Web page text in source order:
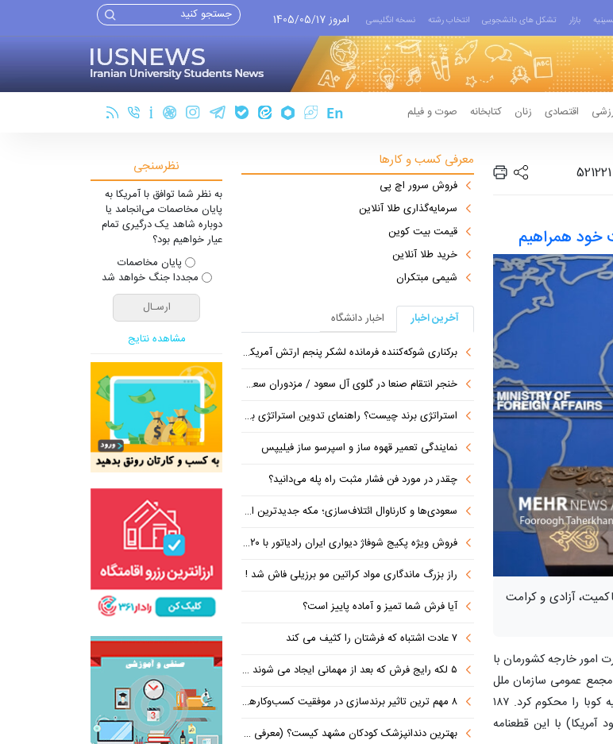
بازار تشکل های دانشجویی انتخاب رشته نسخه انگلیسی امروز 1405/05/17
اقتصادی زنان کتابخانه صوت و فیلم
خود همراهیم
آزادی و کرامت
امور خارجه کشورمان با
عمومی سازمان ملل⁩
متحد با رأی اکثریت قریب به اتفاق اعضا «اقدامات قهرآمیز یکجانبه» آمریکا علیه کوبا⁩ را محکوم کرد. ۱۸۷
آمریکا) با این قطعنامه
معرفی کسب و کارها
فروش سرور اچ پی
سرمایه‌گذاری طلا آنلاین
قیمت بیت کوین
خرید طلا آنلاین
شیمی مبتکران
آخرین اخبار
اخبار دانشگاه
برکناری شوکه‌کننده فرمانده لشکر پنجم ارتش آمریکا در اروپا
خنجر انتقام صنعا در گلوی آل سعود / مزدوران سعودی زیر ضرب انصارالله
استراتژی برند چیست؟ راهنمای تدوین استراتژی برند برای ساخت مسیر رشد متمایز
نمایندگی تعمیر قهوه ساز و اسپرسو ساز فیلیپس
چقدر در مورد فن فشار مثبت راه پله می‌دانید؟
سعودی‌ها و کارناوال ائتلاف‌سازی؛ مکه جدیدترین ایستگاه در مسیر بی‌نتیجه‌ها
فروش ویژه پکیج شوفاژ دیواری ایران رادیاتور با ۲۰ درصد تخفیف
راز بزرگ ماندگاری مواد کراتین مو برزیلی فاش شد !
آیا فرش شما تمیز و آماده پاییز است؟
۷ عادت اشتباه که فرشتان را کثیف می کند
۵ لکه رایج فرش که بعد از مهمانی ایجاد می شوند (+روش تمیز کردن)
۸ مهم ترین تاثیر برندسازی در موفقیت کسب‌وکارهای نوپا
بهترین دندانپزشک کودکان مشهد کیست؟ (معرفی ۵ پزشک برتر!)
نظرسنجی
به نظر شما توافق با آمریکا به
پایان مخاصمات می‌انجامد یا
دوباره شاهد یک درگیری تمام
عیار خواهیم بود؟
پایان مخاصمات
مجددا جنگ خواهد شد
مشاهده نتایج